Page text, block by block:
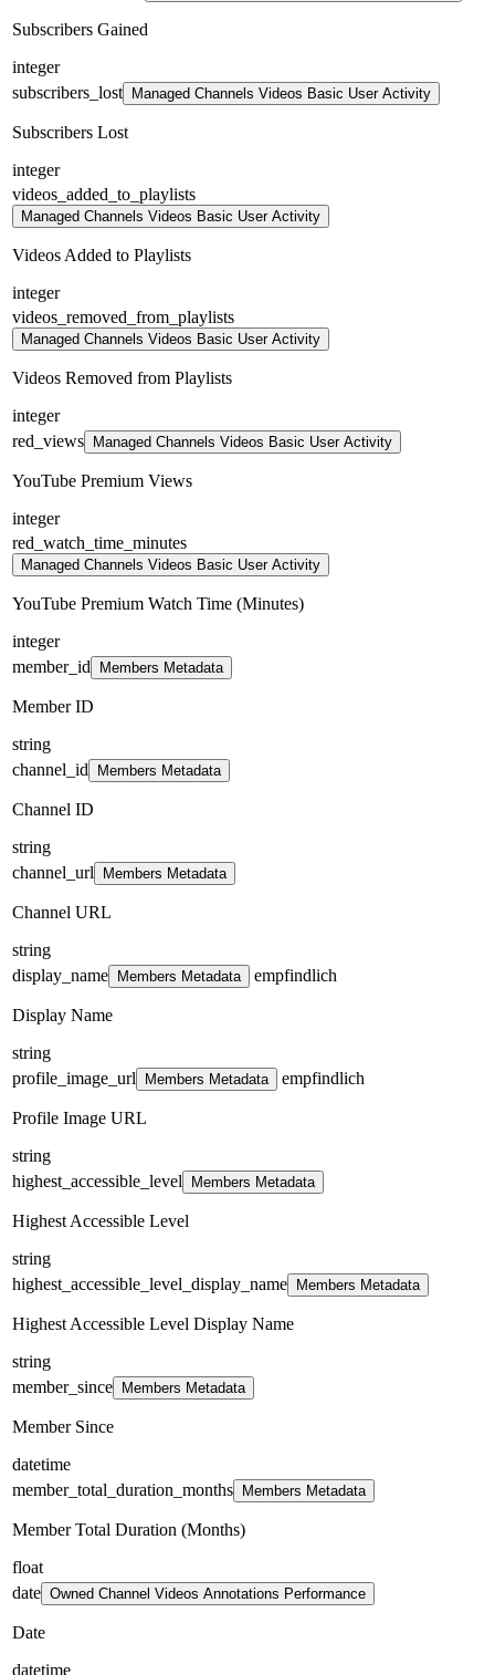
Subscribers Gained
integer
subscribers_lost
Managed Channels Videos Basic User Activity
Subscribers Lost
integer
videos_added_to_playlists
Managed Channels Videos Basic User Activity
Videos Added to Playlists
integer
videos_removed_from_playlists
Managed Channels Videos Basic User Activity
Videos Removed from Playlists
integer
red_views
Managed Channels Videos Basic User Activity
YouTube Premium Views
integer
red_watch_time_minutes
Managed Channels Videos Basic User Activity
YouTube Premium Watch Time (Minutes)
integer
member_id
Members Metadata
Member ID
string
channel_id
Members Metadata
Channel ID
string
channel_url
Members Metadata
Channel URL
string
display_name
Members Metadata empfindlich
Display Name
string
profile_image_url
Members Metadata empfindlich
Profile Image URL
string
highest_accessible_level
Members Metadata
Highest Accessible Level
string
highest_accessible_level_display_name
Members Metadata
Highest Accessible Level Display Name
string
member_since
Members Metadata
Member Since
datetime
member_total_duration_months
Members Metadata
Member Total Duration (Months)
float
date Owned Channel Videos Annotations Performance
Date
datetime